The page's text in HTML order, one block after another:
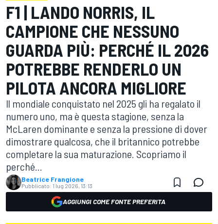
F1 | LANDO NORRIS, IL
CAMPIONE CHE NESSUNO
GUARDA PIÙ: PERCHÉ IL 2026
POTREBBE RENDERLO UN
PILOTA ANCORA MIGLIORE
Il mondiale conquistato nel 2025 gli ha regalato il
numero uno, ma è questa stagione, senza la
McLaren dominante e senza la pressione di dover
dimostrare qualcosa, che il britannico potrebbe
completare la sua maturazione. Scopriamo il
perché...
Beatrice Frangione
Pubblicato: 1 lug 2026, 13:13
AGGIUNGI COME FONTE PREFERITA